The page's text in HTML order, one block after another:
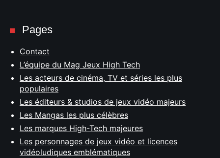
Pages
Contact
L’équipe du Mag Jeux High Tech
Les acteurs de cinéma, TV et séries les plus
populaires
Les éditeurs & studios de jeux vidéo majeurs
Les Mangas les plus célèbres
Les marques High-Tech majeures
Les personnages de jeux vidéo et licences
vidéoludiques emblématiques